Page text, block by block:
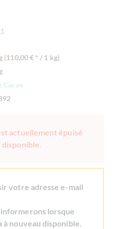
(110,00 € * / 1 kg)
Cacao
actuellement épuisé
disponible.
votre adresse e-mail
informerons lorsque
à nouveau disponible.